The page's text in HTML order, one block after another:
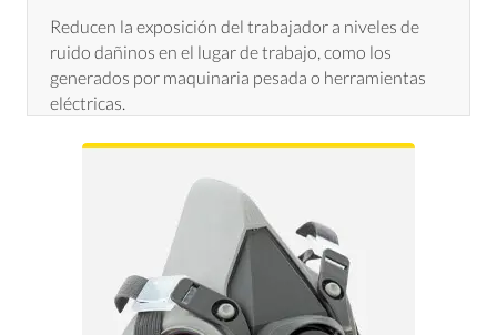
Reducen la exposición del trabajador a niveles de
ruido dañinos en el lugar de trabajo, como los
generados por maquinaria pesada o herramientas
eléctricas.